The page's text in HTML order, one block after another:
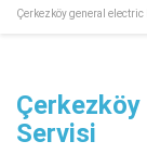
Çerkezköy general electric
Servisi